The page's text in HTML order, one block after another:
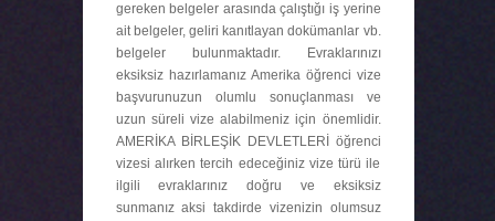
gereken belgeler arasında çalıştığı iş yerine
ait belgeler, geliri kanıtlayan dokümanlar vb.
belgeler bulunmaktadır. Evraklarınızı
eksiksiz hazırlamanız Amerika öğrenci vize
başvurunuzun olumlu sonuçlanması ve
uzun süreli vize alabilmeniz için önemlidir.
AMERİKA BİRLEŞİK DEVLETLERİ öğrenci
vizesi alırken tercih edeceğiniz vize türü ile
ilgili evraklarınız doğru ve eksiksiz
sunmanız aksi takdirde vizenizin olumsuz